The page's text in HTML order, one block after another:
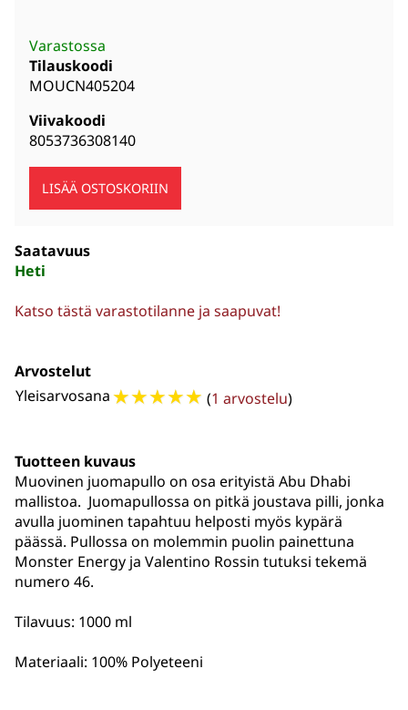
Varastossa
Tilauskoodi
MOUCN405204
Viivakoodi
8053736308140
Saatavuus
Heti
Katso tästä varastotilanne ja saapuvat!
Arvostelut
Yleisarvosana☆☆☆☆☆ (1 arvostelu)
Tuotteen kuvaus
Muovinen juomapullo on osa erityistä Abu Dhabi
mallistoa. Juomapullossa on pitkä joustava pilli, jonka
avulla juominen tapahtuu helposti myös kypärä
päässä. Pullossa on molemmin puolin painettuna
Monster Energy ja Valentino Rossin tutuksi tekemä
numero 46.
Tilavuus: 1000 ml
Materiaali: 100% Polyeteeni